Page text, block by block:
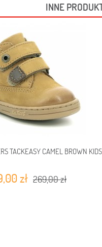
INNE
TACKEASY CAMEL BROWN KIDS
zł 269,00 zł